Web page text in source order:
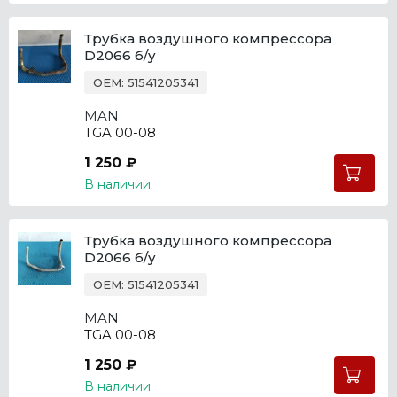
Трубка воздушного компрессора
D2066 б/у
OEM: 51541205341
MAN
TGA 00-08
1 250 ₽
В наличии
Трубка воздушного компрессора
D2066 б/у
OEM: 51541205341
MAN
TGA 00-08
1 250 ₽
В наличии